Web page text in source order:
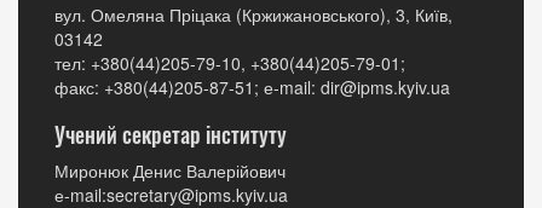
вул. Омеляна Пріцака (Кржижановського), 3, Київ,
03142
тел: +380(44)205-79-10, +380(44)205-79-01;
факс: +380(44)205-87-51; е-mail: dir@ipms.kyiv.ua
Учений секретар інституту
Миронюк Денис Валерійович
е-mail:secretary@ipms.kyiv.ua